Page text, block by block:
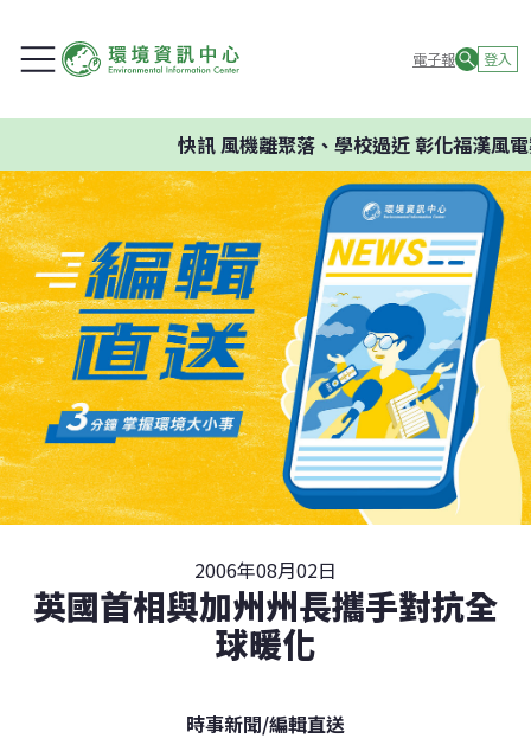
電子報 登入
快訊風機離聚落、學校過近 彰化福漢風電
2006年08月02日
英國首相與加州州長攜手對抗全
球暖化
時事新聞/編輯直送